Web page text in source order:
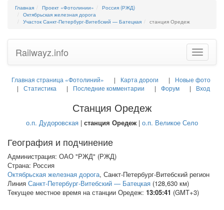
Главная Проект «Фотолинии»
Россия (РЖД)
Октябрьская железная дорога
Участок Санкт-Петербург-Витебский — Батецкая
станция Оредеж
Toggle
Railwayz.info
Главная страница «Фотолиний» Карта дороги
Новые фото
Статистика
Последние комментарии Форум Вход
Станция Оредеж
о.п. Дудоровская | станция Оредеж | о.п. Великое Село
География и подчинение
Администрация: ОАО "РЖД" (РЖД)
Страна: Россия
Октябрьская железная дорога, Санкт-Петербург-Витебский регион
Линия Санкт-Петербург-Витебский — Батецкая (128,630 км)
Текущее местное время на станции Оредеж: 13:05:41 (GMT+3)